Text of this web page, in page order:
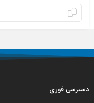
دسترسی فوری